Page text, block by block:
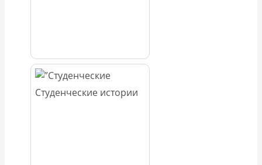
Студенческие истории